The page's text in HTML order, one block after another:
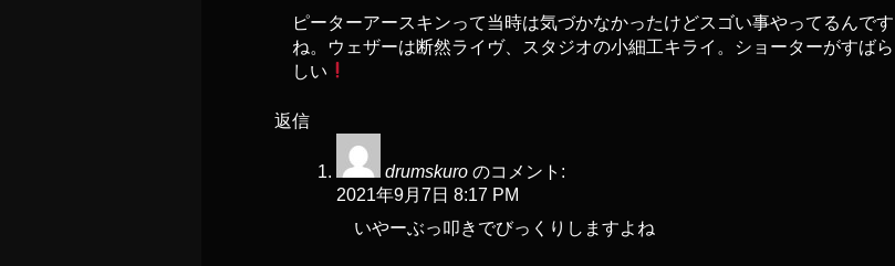
ピーターアースキンって当時は気づかなかったけどスゴい事やってるんです
ね。ウェザーは断然ライヴ、スタジオの小細工キライ。ショーターがすばら
しい
返信
drumskuro のコメント:
2021年9月7日 8:17 PM
いやーぶっ叩きでびっくりしますよね